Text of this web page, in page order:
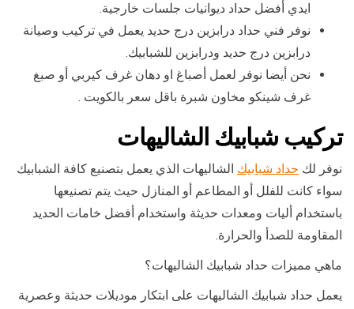
ايدي أفضل حداد ديوانيات جلسات خارجية.
نوفر فني حداد درابزين درج حديد يعمل في تركيب وصيانة
درابزين درج حديد ودرابزين للشبابيك.
نحن أيضا نوفر لعمل أصباغ او دهان غرف كيربي أو صبغ
غرف شينكو مخاون شبرة باقل سعر بالكويت .
تركيب شبابيك الشاليهات
نوفر لك حداد شبابيك الشاليهات الذي يعمل بتصنيع كافة الشبابيك
سواء كانت للفلل أو المطاعم أو المنازل حيث يتم تصنيعها
باستخدام أليات ومعدات حديثة واستخدام أفضل خامات الحديد
المقاومة للصدأ والحرارة.
ماهي مميزات حداد شبابيك الشاليهات؟
يعمل حداد شبابيك الشاليهات على ابتكار موديلات حديثة وعصرية